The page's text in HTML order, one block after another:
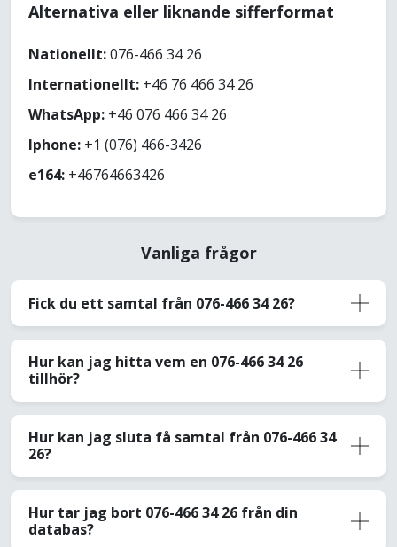
Alternativa eller liknande sifferformat
Nationellt:076-466 34 26
Internationellt: +46 76 466 34 26
WhatsApp: +46 076 466 34 26
Iphone: +1 (076) 466-3426
e164: +46764663426
Vanliga frågor
Fick du ett samtal från 076-466 34 26?
Hur kan jag hitta vem en 076-466 34 26
tillhör?
Hur kan jag sluta få samtal från 076-466 34
26?
Hur tar jag bort 076-466 34 26 från din
databas?